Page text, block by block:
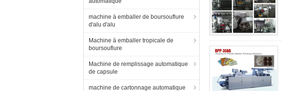
machine à emballer de boursouflure
d'alu d'alu
Machine à emballer tropicale de
boursouflure
Machine de remplissage automatique
de capsule
machine de cartonnage automatique